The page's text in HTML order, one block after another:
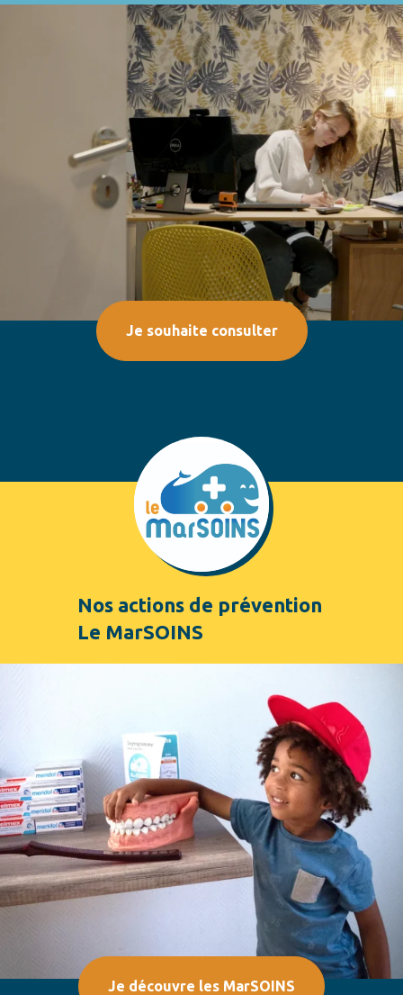
Je souhaite consulter
Nos actions de prévention
Le MarSOINS
Je découvre les MarSOINS